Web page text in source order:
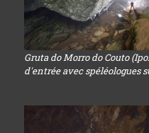
Gruta do Morro do Couto
d'entrée avec spéléologues